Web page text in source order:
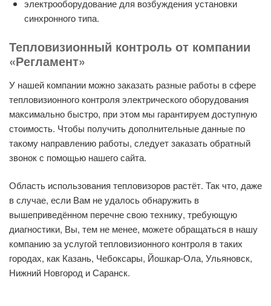
электрооборудование для возбуждения установки
синхронного типа.
Тепловизионный контроль от компании
«Регламент»
У нашей компании можно заказать разные работы в сфере
тепловизионного контроля электрического оборудования
максимально быстро, при этом мы гарантируем доступную
стоимость. Чтобы получить дополнительные данные по
такому направлению работы, следует заказать обратный
звонок с помощью нашего сайта.
Область использования тепловизоров растёт. Так что, даже
в случае, если Вам не удалось обнаружить в
вышеприведённом перечне свою технику, требующую
диагностики, Вы, тем не менее, можете обращаться в нашу
компанию за услугой тепловизионного контроля в таких
городах, как Казань, Чебоксары, Йошкар-Ола, Ульяновск,
Нижний Новгород и Саранск.